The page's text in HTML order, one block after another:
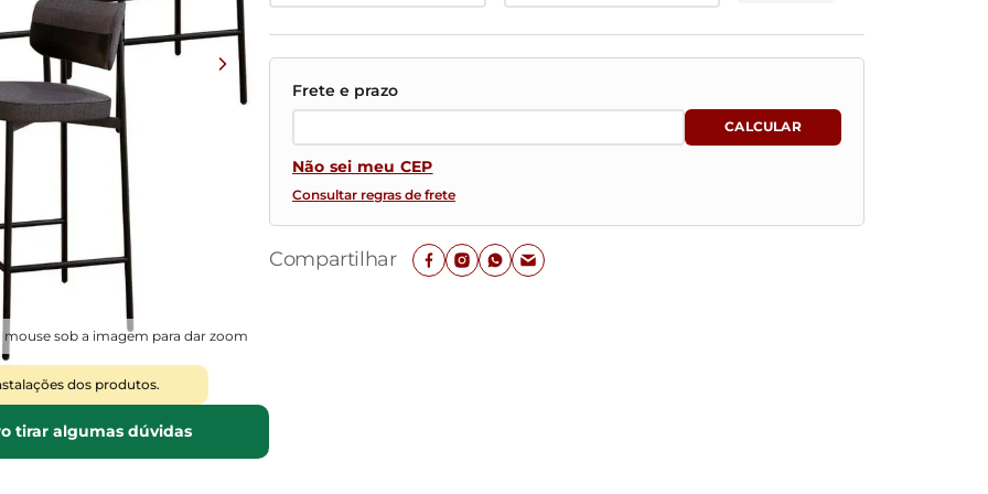
Baú Organizador
Ver todos
mouse sob a imagem para dar zoom
dos produtos.
tirar algumas dúvidas
Não sei meu CEP
Consultar regras de frete
Compartilhar